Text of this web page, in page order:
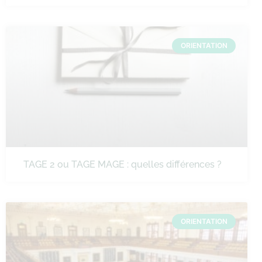
ORIENTATION
TAGE 2 ou TAGE MAGE : quelles différences ?
ORIENTATION